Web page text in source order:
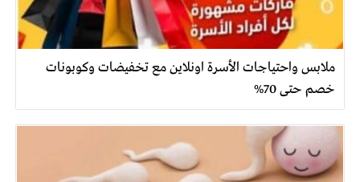
ملابس واحتياجات الأسرة اونلاين مع تخفيضات وكوبونات
خصم حتى 70%